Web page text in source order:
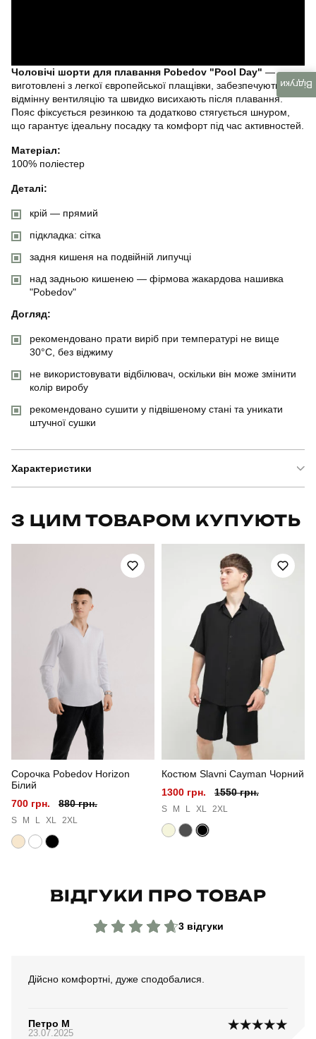
Чоловічі шорти для плавання Pobedov "Pool Day" —
виготовлені з легкої європейської плащівки, забезпечують
відмінну вентиляцію та швидко висихають після плавання.
Пояс фіксується резинкою та додатково стягується шнуром,
що гарантує ідеальну посадку та комфорт під час активностей.
Матеріал:
100% поліестер
Деталі:
крій — прямий
підкладка: сітка
задня кишеня на подвійній липучці
над задньою кишенею — фірмова жакардова нашивка
"Pobedov"
Догляд:
рекомендовано прати виріб при температурі не вище
30°C, без віджиму
не використовувати відбілювач, оскільки він може змінити
колір виробу
рекомендовано сушити у підвішеному стані та уникати
штучної сушки
Характеристики
для плавання
чоловічий
повсякденний
помаранчевий
Матеріал
Склад тканини 100% поліестер
Країна - виробник
З ЦИМ ТОВАРОМ КУПУЮТЬ
Сорочка Pobedov Horizon
Білий
700 грн.
880 грн.
S M L XL 2XL
Костюм Slavni Cayman Чорний
1300 грн.
1550 грн.
S M L XL 2XL
ВІДГУКИ ПРО ТОВАР
Відгуки
3 відгуки
Дійсно комфортні, дуже сподобалися.
Петро М
23.07.2025